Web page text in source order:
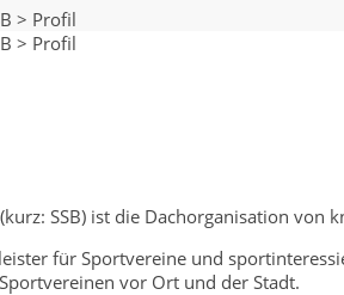
> Profil
> Profil
SSB) ist die Dachorganisation
für Sportvereine und
vor Ort und der Stadt.